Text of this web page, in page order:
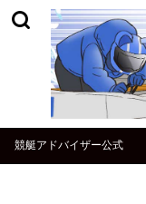
競艇アドバイザー公式